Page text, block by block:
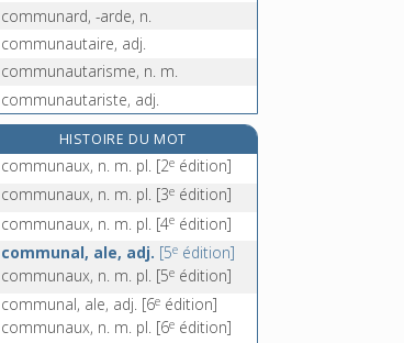
communard, -arde, n.
communautaire, adj.
communautarisme, n. m.
communautariste, adj.
communauté, n. f.
commune, n. f.
communiant, -ante, n.
communicabilité, n. f.
HISTOIRE DU MOT
communaux, n. m. pl. [2e édition]
communaux, n. m. pl. [3e édition]
communaux, n. m. pl. [4e édition]
communal, ale, adj. [5e édition]
communaux, n. m. pl. [5e édition]
communal, ale, adj. [6e édition]
communaux, n. m. pl. [6e édition]